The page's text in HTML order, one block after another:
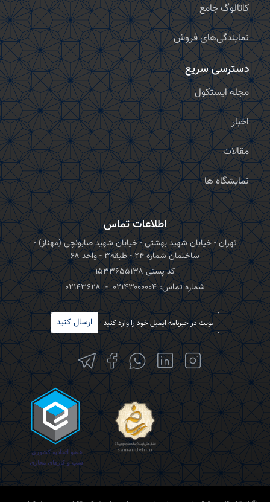
ارسال کنید
کاتالوگ جامع
نمایندگی‌های فروش
دسترسی سریع
مجله ایستکول
اخبار
مقالات
نمایشگاه ها
اطلاعات تماس
تهران - خیابان شهید بهشتی - خیابان شهید صابونچی (مهناز) -
ساختمان شماره ۲۴ - طبقه۳ - واحد ۶۸
کد پستی ۱۵۳۳۶۵۵۱۳۸
شماره تماس: ۰۲۱۴۳۰۰۰۰۰۴ - ۰۲۱۴۳۶۲۸